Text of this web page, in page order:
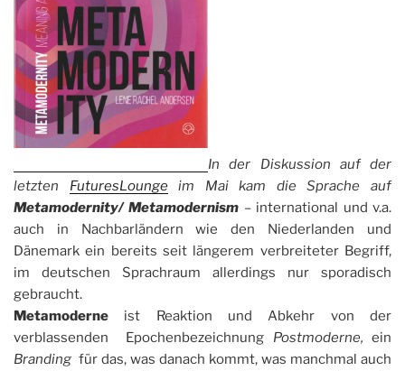
In der Diskussion auf der
letzten FuturesLoungeim Mai kam die Sprache auf
Metamodernity/ Metamodernism – international und v.a.
auch in Nachbarländern wie den Niederlanden und
Dänemark ein bereits seit längerem verbreiteter Begriff,
im deutschen Sprachraum allerdings nur sporadisch
gebraucht.
Metamoderne ist Reaktion und Abkehr von der
verblassenden Epochenbezeichnung Postmoderne, ein
Branding für das, was danach kommt, was manchmal auch